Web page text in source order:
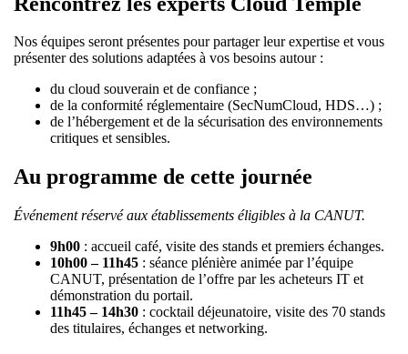
Nos équipes seront présentes pour partager leur expertise et vous
présenter des solutions adaptées à vos besoins autour :
du cloud souverain et de confiance ;
de la conformité réglementaire (SecNumCloud, HDS…) ;
de l’hébergement et de la sécurisation des environnements
critiques et sensibles.
Au programme de cette journée
Événement réservé aux établissements éligibles à la CANUT.
9h00 : accueil café, visite des stands et premiers échanges.
10h00 – 11h45 : séance plénière animée par l’équipe
CANUT, présentation de l’offre par les acheteurs IT et
démonstration du portail.
11h45 – 14h30 : cocktail déjeunatoire, visite des 70 stands
des titulaires, échanges et networking.